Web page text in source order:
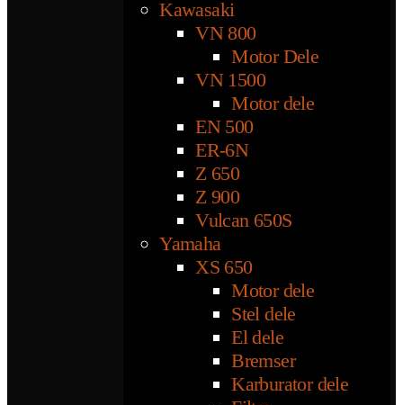
Kawasaki
VN 800
Motor Dele
VN 1500
Motor dele
EN 500
ER-6N
Z 650
Z 900
Vulcan 650S
Yamaha
XS 650
Motor dele
Stel dele
El dele
Bremser
Karburator dele